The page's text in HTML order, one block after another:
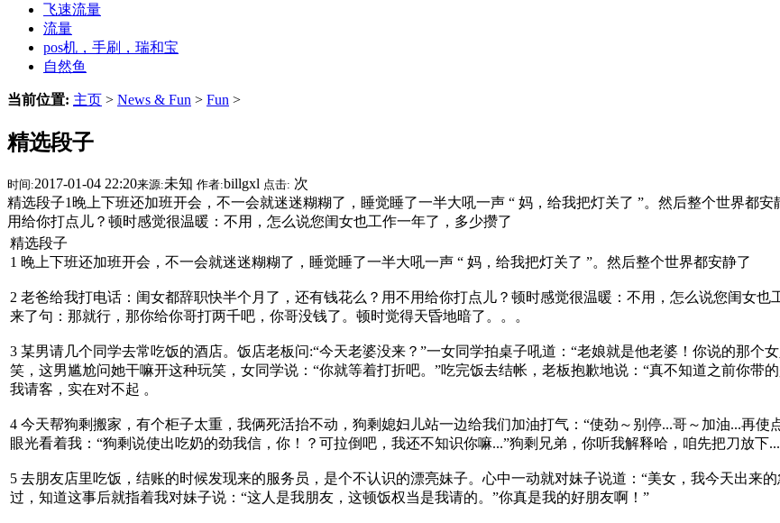
飞速流量
流量
pos机，手刷，瑞和宝
自然鱼
当前位置: 主页 > News & Fun > Fun >
精选段子
时间:2017-01-04 22:20来源:未知 作者:billgxl 点击: 次
精选段子1晚上下班还加班开会，不一会就迷迷糊糊了，睡觉睡了一半大吼一声 “ 妈，给我把灯关了 ”。然后整个世界都
用给你打点儿？顿时感觉很温暖：不用，怎么说您闺女也工作一年了，多少攒了
精选段子
1 晚上下班还加班开会，不一会就迷迷糊糊了，睡觉睡了一半大吼一声 “ 妈，给我把灯关了 ”。然后整个世界都安静了
2 老爸给我打电话：闺女都辞职快半个月了，还有钱花么？用不用给你打点儿？顿时感觉很温暖：不用，怎么说您闺女也
来了句：那就行，那你给你哥打两千吧，你哥没钱了。顿时觉得天昏地暗了。。。
3 某男请几个同学去常吃饭的酒店。饭店老板问:“今天老婆没来？”一女同学拍桌子吼道：“老娘就是他老婆！你说的那个
笑，这男尴尬问她干嘛开这种玩笑，女同学说：“你就等着打折吧。”吃完饭去结帐，老板抱歉地说：“真不知道之前你带
我请客，实在对不起 。
4 今天帮狗剩搬家，有个柜子太重，我俩死活抬不动，狗剩媳妇儿站一边给我们加油打气：“使劲～别停...哥～加油...再
眼光看着我：“狗剩说使出吃奶的劲我信，你！？可拉倒吧，我还不知识你嘛...”狗剩兄弟，你听我解释哈，咱先把刀放下
5 去朋友店里吃饭，结账的时候发现来的服务员，是个不认识的漂亮妹子。心中一动就对妹子说道：“美女，我今天出来
过，知道这事后就指着我对妹子说：“这人是我朋友，这顿饭权当是我请的。”你真是我的好朋友啊！”